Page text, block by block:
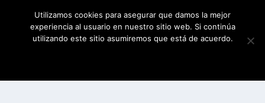
Utilizamos cookies para asegurar que damos la mejor
experiencia al usuario en nuestro sitio web. Si continúa
utilizando este sitio asumiremos que está de acuerdo.